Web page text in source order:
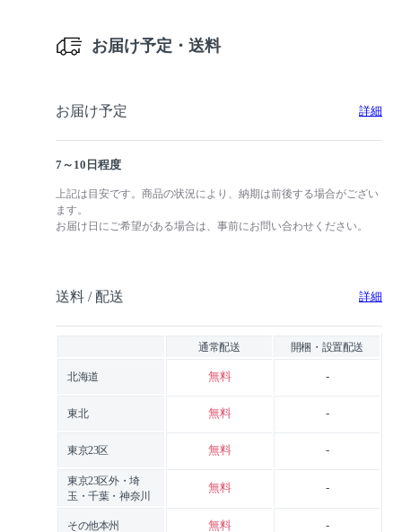
お届け予定・送料
お届け予定 詳細
7～10日程度
上記は目安です。商品の状況により、納期は前後する場合がござい
ます。
お届け日にご希望がある場合は、事前にお問い合わせください。
送料 / 配送 詳細
通常配送 開梱・設置配送
北海道 無料 -
東北 無料 -
東京23区 無料 -
東京23区外・埼
玉・千葉・神奈川
無料 -
その他本州 無料 -